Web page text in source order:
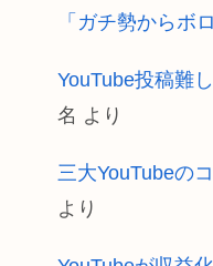
「ガチ勢からボ
YouTube投稿難
名 より
三大YouTubeの
より